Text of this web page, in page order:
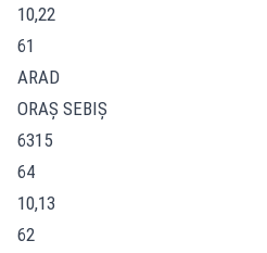
10,22
61
ARAD
ORAŞ SEBIŞ
6315
64
10,13
62